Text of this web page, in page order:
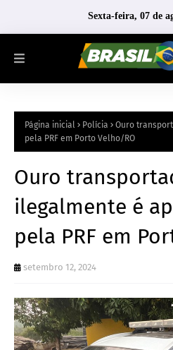
Sexta-feira, 07 de
Página inicial Polícia
Ouro
pela PRF em Porto Velho/RO
Ouro
ilegalmente é
pela PRF em
setembro 12, 2024